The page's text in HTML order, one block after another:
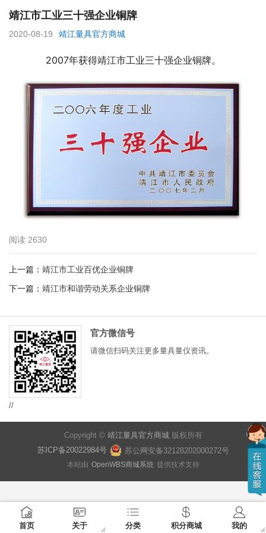
首页 关于 分类 积分商城 我的
靖江市工业三十强企业铜牌
2020-08-19 靖江量具官方商城
2007年获得靖江市工业三十强企业铜牌。
阅读 2630
上一篇： 靖江市工业百优企业铜牌
下一篇： 靖江市和谐劳动关系企业铜牌
官方微信号
请微信扫码关注更多量具量仪资讯。
//
Copyright © 靖江量具官方商城版权所有
苏ICP备20022984号
苏公网安备32128202000272号
本站由 OpenWBS商城系统 提供技术支持